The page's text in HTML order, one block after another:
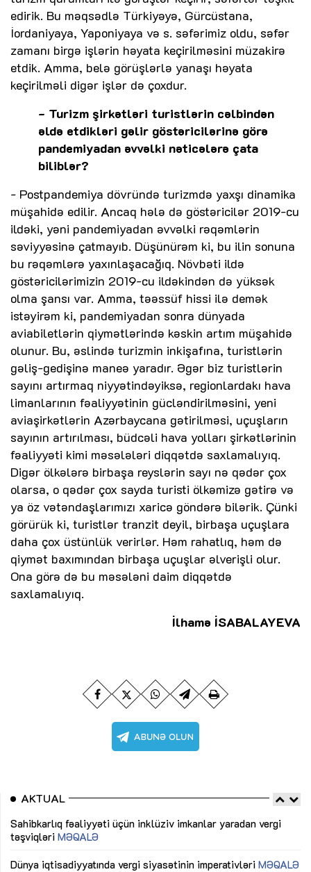
edirik. Bu məqsədlə Türkiyəyə, Gürcüstana,
İordaniyaya, Yaponiyaya və s. səfərimiz oldu, səfər
zamanı birgə işlərin həyata keçirilməsini müzakirə
etdik. Amma, belə görüşlərlə yanaşı həyata
keçirilməli digər işlər də çoxdur.
- Turizm şirkətləri turistlərin cəlbindən
əldə etdikləri gəlir göstəricilərinə görə
pandemiyadan əvvəlki nəticələrə çata
biliblər?
- Postpandemiya dövründə turizmdə yaxşı dinamika
müşahidə edilir. Ancaq hələ də göstəricilər 2019-cu
ildəki, yəni pandemiyadan əvvəlki rəqəmlərin
səviyyəsinə çatmayıb. Düşünürəm ki, bu ilin sonuna
bu rəqəmlərə yaxınlaşacağıq. Növbəti ildə
göstəricilərimizin 2019-cu ildəkindən də yüksək
olma şansı var. Amma, təəssüf hissi ilə demək
istəyirəm ki, pandemiyadan sonra dünyada
aviabiletlərin qiymətlərində kəskin artım müşahidə
olunur. Bu, əslində turizmin inkişafına, turistlərin
gəliş-gedişinə maneə yaradır. Əgər biz turistlərin
sayını artırmaq niyyətindəyiksə, regionlardakı hava
limanlarının fəaliyyətinin gücləndirilməsini, yeni
aviaşirkətlərin Azərbaycana gətirilməsi, uçuşların
sayının artırılması, büdcəli hava yolları şirkətlərinin
fəaliyyəti kimi məsələləri diqqətdə saxlamalıyıq.
Digər ölkələrə birbaşa reyslərin sayı nə qədər çox
olarsa, o qədər çox sayda turisti ölkəmizə gətirə və
ya öz vətəndaşlarımızı xaricə göndərə bilərik. Çünki
görürük ki, turistlər tranzit deyil, birbaşa uçuşlara
daha çox üstünlük verirlər. Həm rahatlıq, həm də
qiymət baxımından birbaşa uçuşlar əlverişli olur.
Ona görə də bu məsələni daim diqqətdə
saxlamalıyıq.
İlhamə İSABALAYEVA
AKTUAL
Sahibkarlıq fəaliyyəti üçün inklüziv imkanlar yaradan vergi
təşviqləri MƏQALƏ
Dünya iqtisadiyyatında vergi siyasətinin imperativləri MƏQALƏ